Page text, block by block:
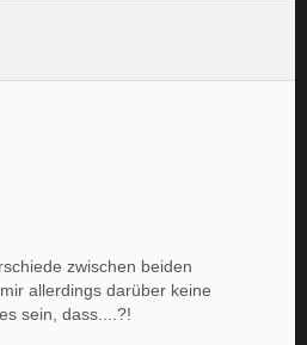
zwischen beiden
allerdings darüber keine
sein, dass....?!